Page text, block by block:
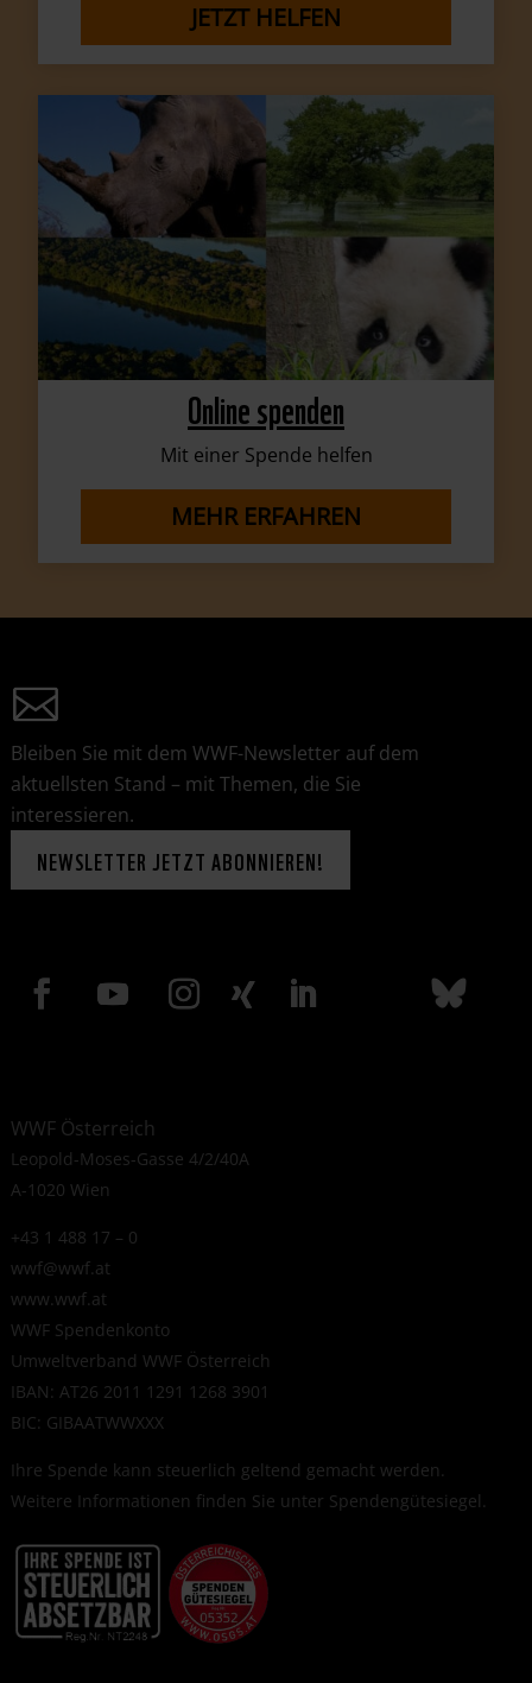
JETZT HELFEN
Online spenden
Mit einer Spende helfen
MEHR ERFAHREN
Bleiben Sie mit dem WWF-Newsletter auf dem
aktuellsten Stand – mit Themen, die Sie
interessieren.
NEWSLETTER JETZT ABONNIEREN!
WWF Österreich
Leopold-Moses-Gasse 4/2/40A
A-1020 Wien
+43 1 488 17 – 0
wwf@wwf.at
www.wwf.at
WWF Spendenkonto
Umweltverband WWF Österreich
IBAN: AT26 2011 1291 1268 3901
BIC: GIBAATWWXXX
Ihre Spende kann steuerlich geltend gemacht werden.
Weitere Informationen finden Sie unter Spendengütesiegel